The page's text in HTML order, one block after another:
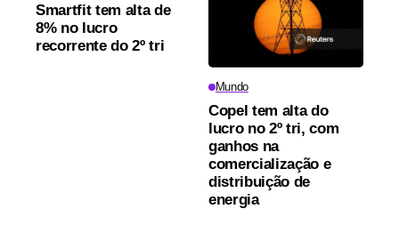
Smartfit tem alta de
8% no lucro
recorrente do 2º tri
Mundo
Copel tem alta do
lucro no 2º tri, com
ganhos na
comercialização e
distribuição de
energia